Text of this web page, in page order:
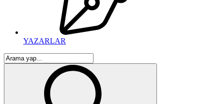
YAZARLAR